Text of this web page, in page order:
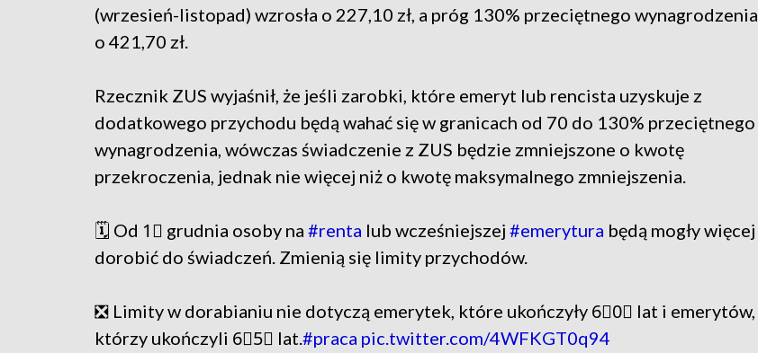
(wrzesień-listopad) wzrosła o 227,10 zł, a próg 130% przeciętnego wynagrodzenia
o 421,70 zł.
Rzecznik ZUS wyjaśnił, że jeśli zarobki, które emeryt lub rencista uzyskuje z
dodatkowego przychodu będą wahać się w granicach od 70 do 130% przeciętnego
wynagrodzenia, wówczas świadczenie z ZUS będzie zmniejszone o kwotę
przekroczenia, jednak nie więcej niż o kwotę maksymalnego zmniejszenia.
🗓️ Od 1⃣ grudnia osoby na #renta lub wcześniejszej #emerytura będą mogły więcej
dorobić do świadczeń. Zmienią się limity przychodów.
❎ Limity w dorabianiu nie dotyczą emerytek, które ukończyły 6⃣0⃣ lat i emerytów,
którzy ukończyli 6⃣5⃣ lat.#praca pic.twitter.com/4WFKGT0q94